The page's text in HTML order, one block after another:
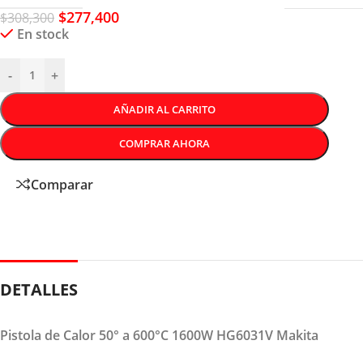
$308,300 $277,400
En stock
- +
AÑADIR AL CARRITO
COMPRAR AHORA
Comparar
DETALLES
Pistola de Calor 50° a 600°C 1600W HG6031V Makita